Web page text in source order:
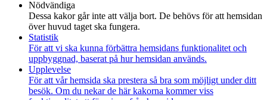
Nödvändiga
Dessa kakor går inte att välja bort. De behövs för att hemsidan
över huvud taget ska fungera.
Statistik
För att vi ska kunna förbättra hemsidans funktionalitet och
uppbyggnad, baserat på hur hemsidan används.
Upplevelse
För att vår hemsida ska prestera så bra som möjligt under ditt
besök. Om du nekar de här kakorna kommer viss